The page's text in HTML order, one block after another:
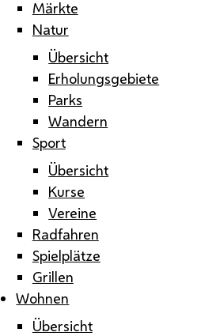
Märkte
Natur
Übersicht
Erholungsgebiete
Parks
Wandern
Sport
Übersicht
Kurse
Vereine
Radfahren
Spielplätze
Grillen
Wohnen
Übersicht